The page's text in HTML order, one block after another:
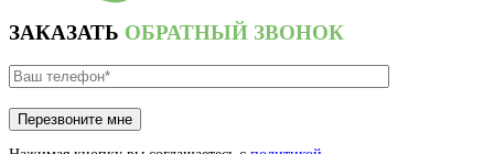
ЗАКАЗАТЬ ОБРАТНЫЙ ЗВОНОК